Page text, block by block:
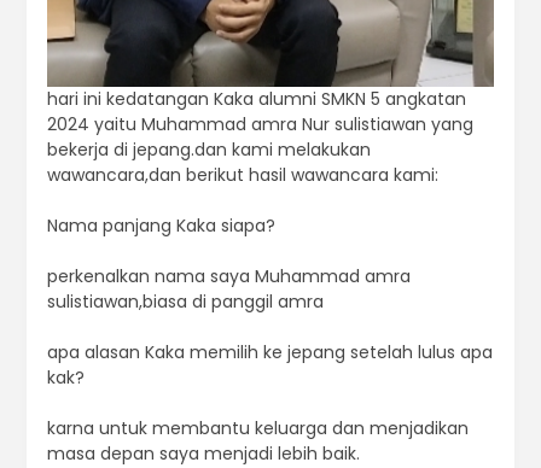
hari ini kedatangan Kaka alumni SMKN 5 angkatan
2024 yaitu Muhammad amra Nur sulistiawan yang
bekerja di jepang.dan kami melakukan
wawancara,dan berikut hasil wawancara kami:
Nama panjang Kaka siapa?
perkenalkan nama saya Muhammad amra
sulistiawan,biasa di panggil amra
apa alasan Kaka memilih ke jepang setelah lulus apa
kak?
karna untuk membantu keluarga dan menjadikan
masa depan saya menjadi lebih baik.